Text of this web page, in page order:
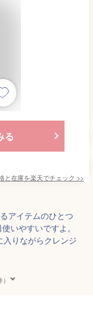
る
と在庫を楽天でチェック >>
アイテムのひとつ
いやすいですよ。
入りながらクレンジ